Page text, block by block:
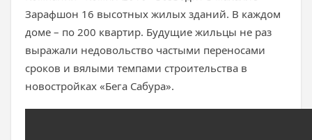
Зарафшон 16 высотных жилых зданий. В каждом
доме – по 200 квартир. Будущие жильцы не раз
выражали недовольство частыми переносами
сроков и вялыми темпами строительства в
новостройках «Бега Сабура».